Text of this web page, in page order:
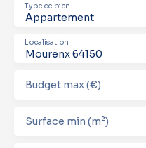
Appartement
Type de bien
Mourenx 64150
Localisation
Budget max (€)
Surface min (m²)